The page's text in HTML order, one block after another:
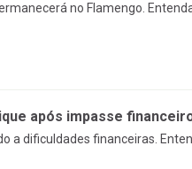
no Flamengo.
após impasse
a dificuldades financeiras.